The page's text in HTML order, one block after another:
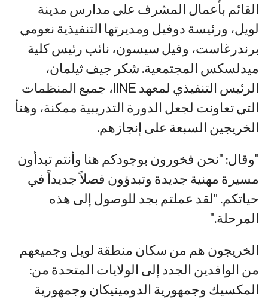
القائم بأعمال المشرف على مدارس مدينة
لويل، ورئيسة دوفيل ومديرتها التنفيذية نعومي
برندرغاست، وفيل سيسون، نائب رئيس كلية
ميدلسكس المجتمعية. شكر جيف ثيلمان،
الرئيس التنفيذي لمعهد IINE، جميع المنظمات
التي تعاونت لجعل الدورة التدريبية ممكنة، وهنأ
الخريجين السبعة على إنجازهم.
"وقال: "نحن فخورون بوجودكم هنا وأنتم تبدأون
مسيرة مهنية جديدة وتبدؤون فصلاً جديداً في
حياتكم. "لقد عملتم بجد للوصول إلى هذه
المرحلة."
الخريجون هم من سكان منطقة لويل وجميعهم
من الوافدين الجدد إلى الولايات المتحدة من:
المكسيك وجمهورية الدومينيكان وجمهورية